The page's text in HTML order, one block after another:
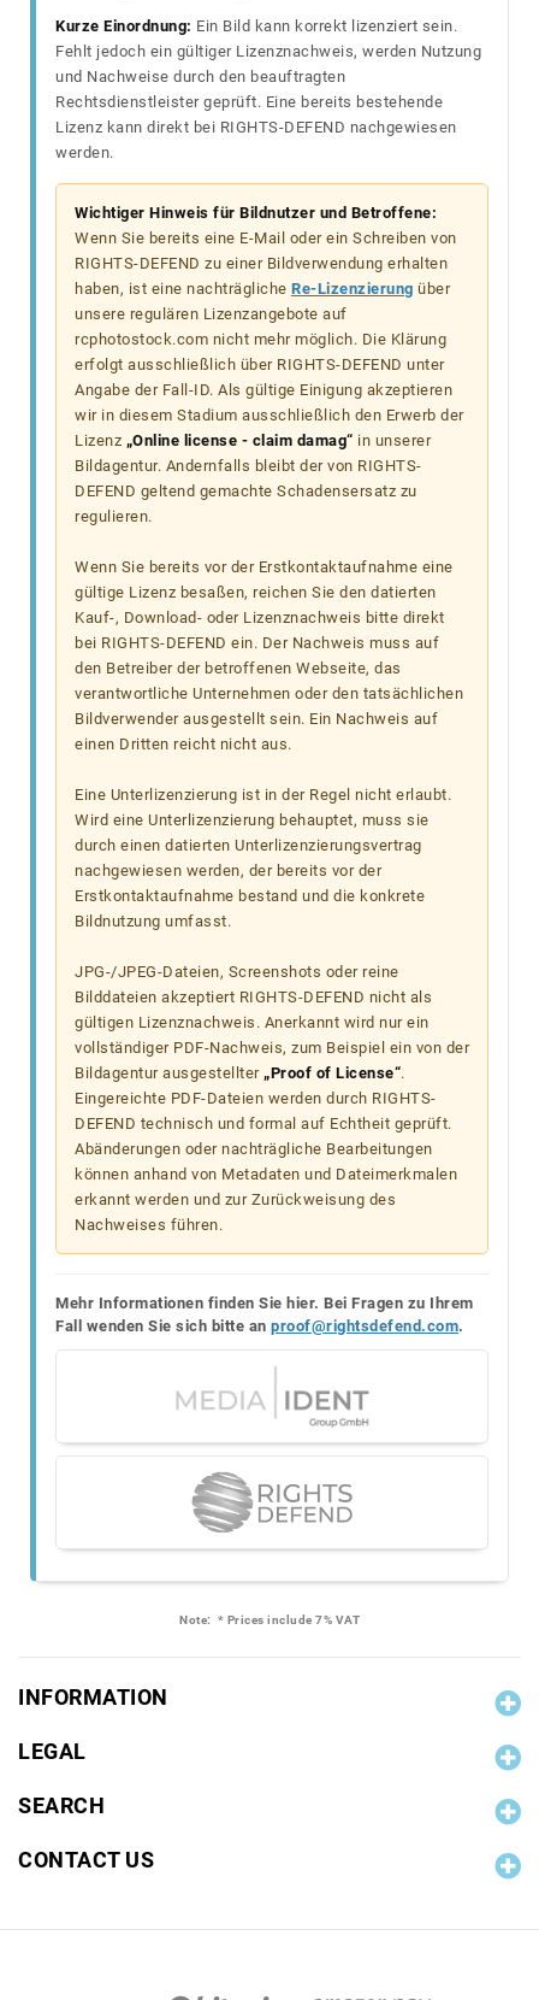
Kurze Einordnung: Ein Bild kann korrekt lizenziert sein.
Fehlt jedoch ein gültiger Lizenznachweis, werden Nutzung
und Nachweise durch den beauftragten
Rechtsdienstleister geprüft. Eine bereits bestehende
Lizenz kann direkt bei RIGHTS-DEFEND nachgewiesen
werden.
Wichtiger Hinweis für Bildnutzer und Betroffene:
Wenn Sie bereits eine E-Mail oder ein Schreiben von
RIGHTS-DEFEND zu einer Bildverwendung erhalten
haben, ist eine nachträgliche Re-Lizenzierung über
unsere regulären Lizenzangebote auf
rcphotostock.com nicht mehr möglich. Die Klärung
erfolgt ausschließlich über RIGHTS-DEFEND unter
Angabe der Fall-ID. Als gültige Einigung akzeptieren
wir in diesem Stadium ausschließlich den Erwerb der
Lizenz „Online license - claim damag“ in unserer
Bildagentur. Andernfalls bleibt der von RIGHTS-
DEFEND geltend gemachte Schadensersatz zu
regulieren.
Wenn Sie bereits vor der Erstkontaktaufnahme eine
gültige Lizenz besaßen, reichen Sie den datierten
Kauf-, Download- oder Lizenznachweis bitte direkt
bei RIGHTS-DEFEND ein. Der Nachweis muss auf
den Betreiber der betroffenen Webseite, das
verantwortliche Unternehmen oder den tatsächlichen
Bildverwender ausgestellt sein. Ein Nachweis auf
einen Dritten reicht nicht aus.
Eine Unterlizenzierung ist in der Regel nicht erlaubt.
Wird eine Unterlizenzierung behauptet, muss sie
durch einen datierten Unterlizenzierungsvertrag
nachgewiesen werden, der bereits vor der
Erstkontaktaufnahme bestand und die konkrete
Bildnutzung umfasst.
JPG-/JPEG-Dateien, Screenshots oder reine
Bilddateien akzeptiert RIGHTS-DEFEND nicht als
gültigen Lizenznachweis. Anerkannt wird nur ein
vollständiger PDF-Nachweis, zum Beispiel ein von der
Bildagentur ausgestellter „Proof of License“.
Eingereichte PDF-Dateien werden durch RIGHTS-
DEFEND technisch und formal auf Echtheit geprüft.
Abänderungen oder nachträgliche Bearbeitungen
können anhand von Metadaten und Dateimerkmalen
erkannt werden und zur Zurückweisung des
Nachweises führen.
Mehr Informationen finden Sie hier. Bei Fragen zu Ihrem
Fall wenden Sie sich bitte an proof@rightsdefend.com.
Note: * Prices include 7% VAT
INFORMATION
LEGAL
SEARCH
CONTACT US